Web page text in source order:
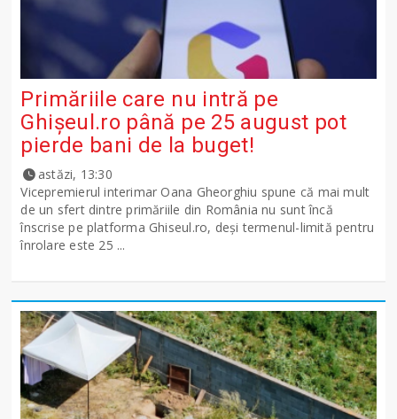
Primăriile care nu intră pe
Ghişeul.ro până pe 25 august pot
pierde bani de la buget!
astăzi, 13:30
Vicepremierul interimar Oana Gheorghiu spune că mai mult
de un sfert dintre primăriile din România nu sunt încă
înscrise pe platforma Ghiseul.ro, deși termenul-limită pentru
înrolare este 25 ...